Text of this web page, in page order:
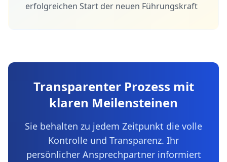
erfolgreichen Start der neuen Führungskraft
Transparenter Prozess mit
klaren Meilensteinen
Sie behalten zu jedem Zeitpunkt die volle
Kontrolle und Transparenz. Ihr
persönlicher Ansprechpartner informiert